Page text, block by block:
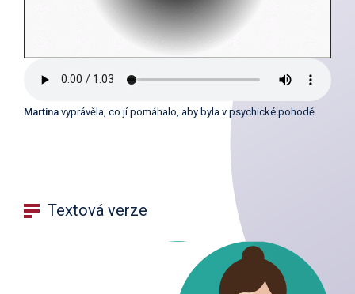
Martina vyprávěla, co jí pomáhalo, aby byla v psychické pohodě.
Textová verze